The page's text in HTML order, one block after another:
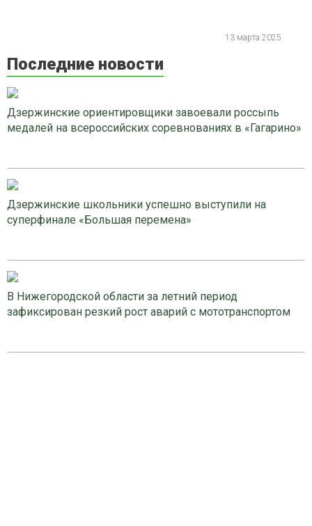
13 марта 2025
Последние новости
Дзержинские ориентировщики завоевали россыпь
медалей на всероссийских соревнованиях в «Гагарино»
Дзержинские школьники успешно выступили на
суперфинале «Большая перемена»
В Нижегородской области за летний период
зафиксирован резкий рост аварий с мототранспортом